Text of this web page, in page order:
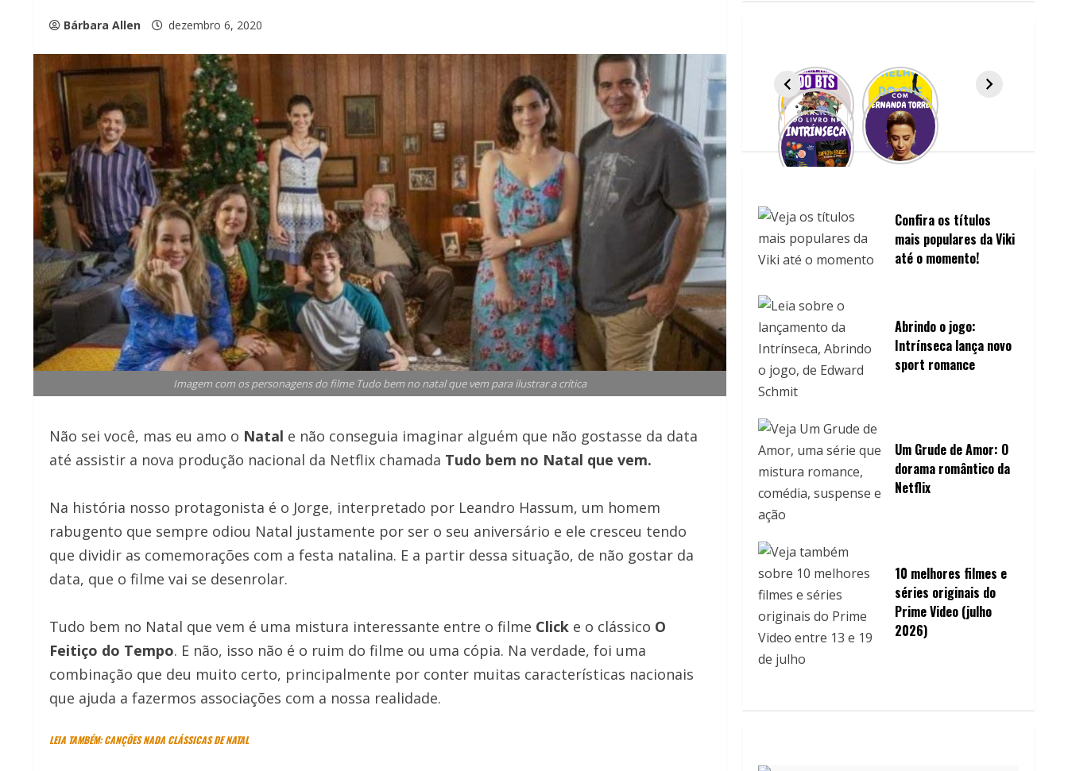
Bárbara Allen dezembro 6, 2020
Imagem com os personagens do filme Tudo bem no natal que vem para ilustrar a crítica
Não sei você, mas eu amo o Natal e não conseguia imaginar alguém que não gostasse da data
até assistir a nova produção nacional da Netflix chamada Tudo bem no Natal que vem.
Na história nosso protagonista é o Jorge, interpretado por Leandro Hassum, um homem
rabugento que sempre odiou Natal justamente por ser o seu aniversário e ele cresceu tendo
que dividir as comemorações com a festa natalina. E a partir dessa situação, de não gostar da
data, que o filme vai se desenrolar.
Tudo bem no Natal que vem é uma mistura interessante entre o filme Click e o clássico O
Feitiço do Tempo. E não, isso não é o ruim do filme ou uma cópia. Na verdade, foi uma
combinação que deu muito certo, principalmente por conter muitas características nacionais
que ajuda a fazermos associações com a nossa realidade.
LEIA TAMBÉM: CANÇÕES NADA CLÁSSICAS DE NATAL
Confira os títulos
mais populares da Viki
até o momento!
Abrindo o jogo:
Intrínseca lança novo
sport romance
Um Grude de Amor: O
dorama romântico da
Netflix
10 melhores filmes e
séries originais do
Prime Video (julho
2026)